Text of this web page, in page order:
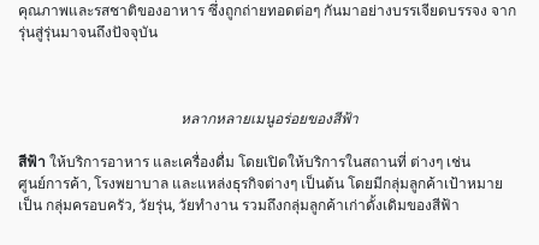
คุณภาพและรสชาติของอาหาร ซึ่งถูกถ่ายทอดต่อๆ กันมาอย่างบรรเจียดบรรจง จาก
รุ่นสู่รุ่นมาจนถึงปัจจุบัน
หลากหลายเมนูอร่อยของสีฟ้า
สีฟ้า ให้บริการอาหาร และเครื่องดื่ม โดยเปิดให้บริการในสถานที่ ต่างๆ เช่น
ศูนย์การค้า, โรงพยาบาล และแหล่งธุรกิจต่างๆ เป็นต้น โดยมีกลุ่มลูกค้าเป้าหมาย
เป็น กลุ่มครอบครัว, วัยรุ่น, วัยทำงาน รวมถึงกลุ่มลูกค้าเก่าดั้งเดิมของสีฟ้า